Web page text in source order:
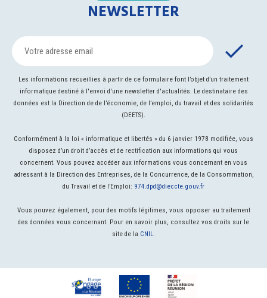
NEWSLETTER
Les informations recueillies à partir de ce formulaire font l’objet d’un traitement
informatique destiné à l'envoi d'une newsletter d'actualités. Le destinataire des
données est la Direction de de l’économie, de l’emploi, du travail et des solidarités
(DEETS).
Conformément à la loi « informatique et libertés » du 6 janvier 1978 modifiée, vous
disposez d’un droit d’accès et de rectification aux informations qui vous
concernent. Vous pouvez accéder aux informations vous concernant en vous
adressant à la Direction des Entreprises, de la Concurrence, de la Consommation,
du Travail et de l’Emploi: 974.dpd@dieccte.gouv.fr
Vous pouvez également, pour des motifs légitimes, vous opposer au traitement
des données vous concernant. Pour en savoir plus, consultez vos droits sur le
site de la CNIL.